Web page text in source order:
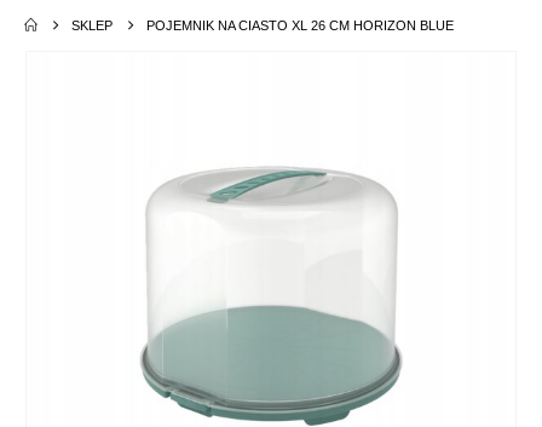
SKLEP POJEMNIK NA CIASTO XL 26 CM HORIZON BLUE